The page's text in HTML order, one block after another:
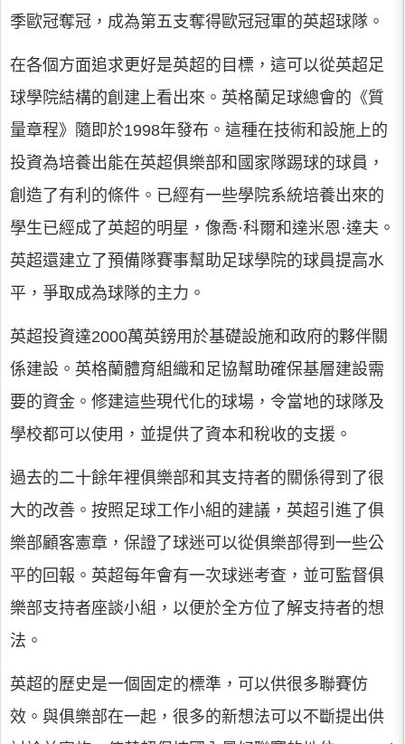
季歐冠奪冠，成為第五支奪得歐冠冠軍的英超球隊。
在各個方面追求更好是英超的目標，這可以從英超足
球學院結構的創建上看出來。英格蘭足球總會的《質
量章程》隨即於1998年發布。這種在技術和設施上的
投資為培養出能在英超俱樂部和國家隊踢球的球員，
創造了有利的條件。已經有一些學院系統培養出來的
學生已經成了英超的明星，像喬·科爾和達米恩·達夫。
英超還建立了預備隊賽事幫助足球學院的球員提高水
平，爭取成為球隊的主力。
英超投資達2000萬英鎊用於基礎設施和政府的夥伴關
係建設。英格蘭體育組織和足協幫助確保基層建設需
要的資金。修建這些現代化的球場，令當地的球隊及
學校都可以使用，並提供了資本和稅收的支援。
過去的二十餘年裡俱樂部和其支持者的關係得到了很
大的改善。按照足球工作小組的建議，英超引進了俱
樂部顧客憲章，保證了球迷可以從俱樂部得到一些公
平的回報。英超每年會有一次球迷考查，並可監督俱
樂部支持者座談小組，以便於全方位了解支持者的想
法。
英超的歷史是一個固定的標準，可以供很多聯賽仿
效。與俱樂部在一起，很多的新想法可以不斷提出供